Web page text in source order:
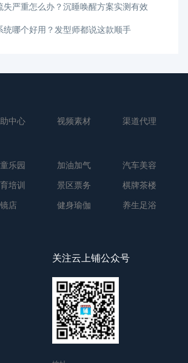
失严重怎么办？沉睡唤醒方案实测有效
统哪个好用？发型师都说这款顺手
中心 视频素材 渠道代理
乐园 加油加气
汽车美容
培训 景区票务
棋牌茶楼
店 健身瑜伽
养生足浴
关注云上铺公众号